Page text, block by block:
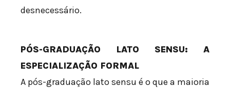
desnecessário.
PÓS-GRADUAÇÃO LATO SENSU: A
ESPECIALIZAÇÃO FORMAL
A pós-graduação lato sensu é o que a maioria